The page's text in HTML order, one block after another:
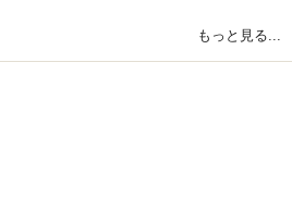
もっと見る...